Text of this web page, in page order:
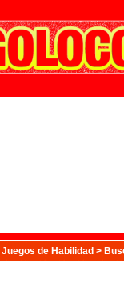
Juegos de Habilidad >